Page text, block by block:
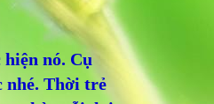
nó. Cụ
nhé. Thời trẻ